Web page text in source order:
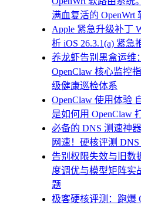
满血复活的 OpenWrt
Apple 紧急升级补丁
析 iOS 26.3.1(a) 紧
养龙虾告别黑盒运维
OpenClaw 核心监控
级健康巡检体系
OpenClaw 使用体验
是如何用 OpenClaw
必备的 DNS 测速神
网速！硬核评测 DNS
告别权限失效与旧数
度调优与模型矩阵实
题
极客硬核评测：跑爆